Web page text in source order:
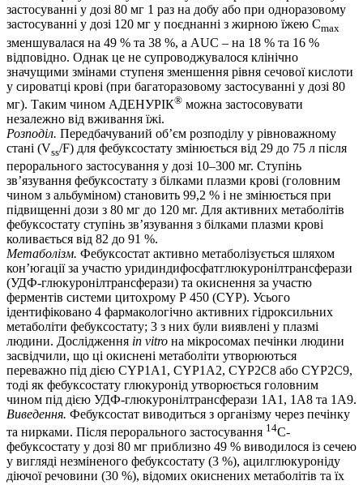
застосуванні у дозі 80 мг 1 раз на добу або при одноразовому
застосуванні у дозі 120 мг у поєднанні з жирною їжею Сmax
зменшувалася на 49 % та 38 %, а AUC – на 18 % та 16 %
відповідно. Однак це не супроводжувалося клінічно
значущими змінами ступеня зменшення рівня сечової кислоти
у сироватці крові (при багаторазовому застосуванні у дозі 80
мг). Таким чином АДЕНУРІК® можна застосовувати
незалежно від вживання їжі.
Розподіл. Передбачуваний об’єм розподілу у рівноважному
стані (Vss/F) для фебуксостату змінюється від 29 до 75 л після
перорального застосування у дозі 10–300 мг. Ступінь
зв’язування фебуксостату з білками плазми крові (головним
чином з альбуміном) становить 99,2 % і не змінюється при
підвищенні дози з 80 мг до 120 мг. Для активних метаболітів
фебуксостату ступінь зв’язування з білками плазми крові
коливається від 82 до 91 %.
Метаболізм. Фебуксостат активно метаболізується шляхом
кон’югації за участю уридиндифосфатглюкуронілтрансферази
(УДФ-глюкуронілтрансферази) та окиснення за участю
ферментів системи цитохрому Р 450 (CYP). Усього
ідентифіковано 4 фармакологічно активних гідроксильних
метаболіти фебуксостату; 3 з них були виявлені у плазмі
людини. Дослідження in vitro на мікросомах печінки людини
засвідчили, що ці окиснені метаболіти утворюються
переважно під дією CYP1А1, CYP1А2, CYP2С8 або CYP2С9,
тоді як фебуксостату глюкуронід утворюється головним
чином під дією УДФ-глюкуронілтрансферази 1А1, 1А8 та 1А9.
Виведення. Фебуксостат виводиться з організму через печінку
та нирками. Після перорального застосування 14С-
фебуксостату у дозі 80 мг приблизно 49 % виводилося із сечею
у вигляді незміненого фебуксостату (3 %), ацилглюкуроніду
діючої речовини (30 %), відомих окиснених метаболітів та їх